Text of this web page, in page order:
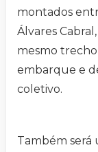
montados
Álvares
mesmo trecho
embarque e
coletivo.
Também será